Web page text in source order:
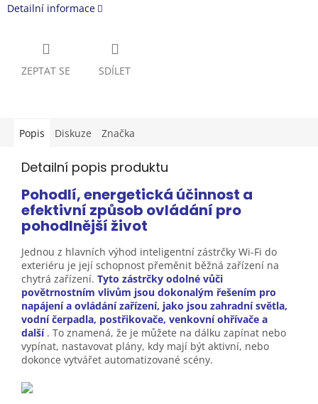
Detailní informace
ZEPTAT SE SDÍLET
Popis Diskuze Značka
Detailní popis produktu
Pohodlí, energetická účinnost a
efektivní způsob ovládání pro
pohodlnější život
Jednou z hlavních výhod inteligentní zástrčky Wi-Fi do
exteriéru je její schopnost přeměnit běžná zařízení na
chytrá zařízení. Tyto zástrčky odolné vůči
povětrnostním vlivům jsou dokonalým řešením pro
napájení a ovládání zařízení, jako jsou zahradní světla,
vodní čerpadla, postřikovače, venkovní ohřívače a
další. To znamená, že je můžete na dálku zapínat nebo
vypínat, nastavovat plány, kdy mají být aktivní, nebo
dokonce vytvářet automatizované scény.